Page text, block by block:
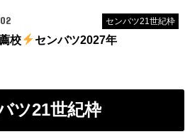
センバツ21世紀枠
校 センバツ2027年
ツ21世紀枠